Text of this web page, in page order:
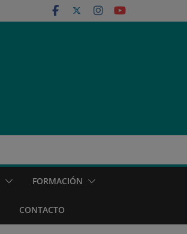
FORMACIÓN
CONTACTO